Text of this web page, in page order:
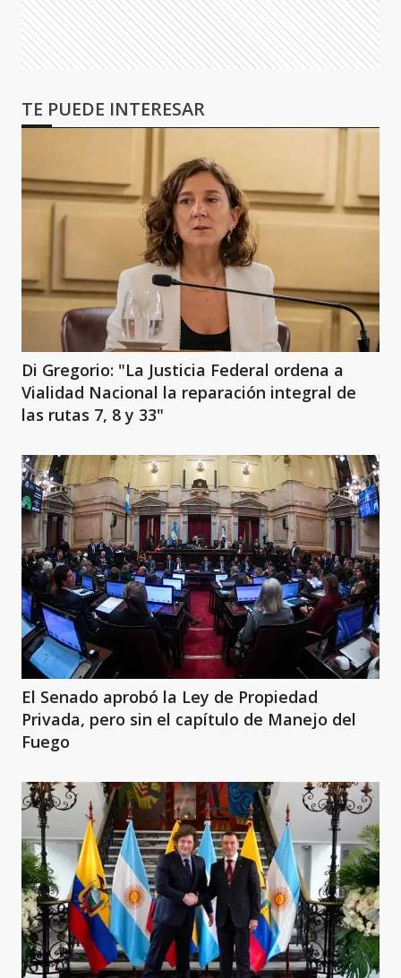
TE PUEDE INTERESAR
Di Gregorio: "La Justicia Federal ordena a
Vialidad Nacional la reparación integral de
las rutas 7, 8 y 33"
El Senado aprobó la Ley de Propiedad
Privada, pero sin el capítulo de Manejo del
Fuego